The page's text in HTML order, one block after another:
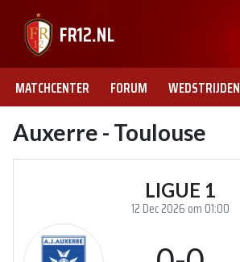
MATCHCENTER FORUM WEDSTRIJDEN
Auxerre - Toulouse
LIGUE 1
12 Dec 2026 om 01:00